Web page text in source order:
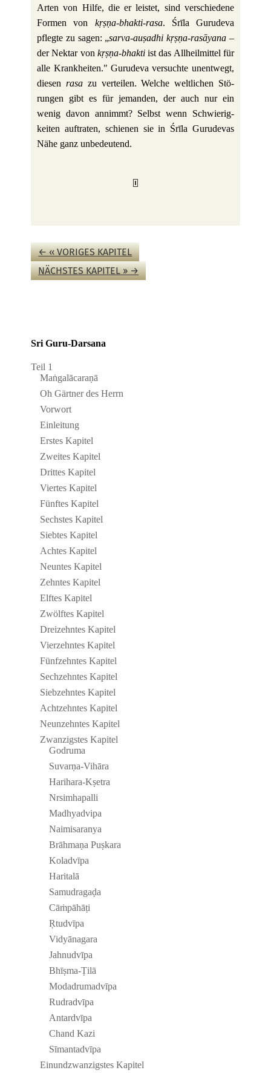
Arten von Hilfe, die er lei­stet, sind ver­schie­dene
Formen von kṛṣṇa-bhakti-rasa. Śrīla Guru­deva
pflegte zu sagen: „sarva-auṣadhi kṛṣṇa-rasāyana ‒
der Nektar von kṛṣṇa-bhaktiist das All­heil­mittel für
alle Krank­heiten." Guru­deva ver­suchte unent­wegt,
diesen rasazu ver­teilen. Welche welt­li­chen Stö­
rungen gibt es für jemanden, der auch nur ein
wenig davon annimmt? Selbst wenn Schwie­rig­
keiten auf­traten, schienen sie in Śrīla Guru­devas
Nähe ganz unbedeutend.
←‹‹ VORIGES KAPITEL
NÄCH­STES KAPITEL ››→
Sri Guru-Darsana
Teil 1
Maṅ­galā­ca­raṇā
Oh Gärtner des Herrn
Vor­wort
Ein­lei­tung
Erstes Kapitel
Zweites Kapitel
Drittes Kapitel
Viertes Kapitel
Fünftes Kapitel
Sech­stes Kapitel
Siebtes Kapitel
Achtes Kapitel
Neuntes Kapitel
Zehntes Kapitel
Elftes Kapitel
Zwölftes Kapitel
Drei­zehntes Kapitel
Vier­zehntes Kapitel
Fünf­zehntes Kapitel
Sech­zehntes Kapitel
Sieb­zehntes Kapitel
Acht­zehntes Kapitel
Neun­zehntes Kapitel
Zwan­zig­stes Kapitel
Godruma
Suvarṇa-Vihāra
Harihara-Kṣetra
Nrsim­ha­palli
Mad­hyad­vipa
Nai­mi­sa­ranya
Brāh­maṇa Puṣ­kara
Kolad­vīpa
Har­italā
Samud­ra­gaḍa
Cāṁpāhāṭi
Ṛtud­vīpa
Vidy­ā­na­gara
Jah­nud­vīpa
Bhīṣma-Ṭilā
Moda­drum­ad­vīpa
Rud­rad­vīpa
Ant­ard­vīpa
Chand Kazi
Sīmant­ad­vīpa
Ein­und­zwan­zig­stes Kapitel